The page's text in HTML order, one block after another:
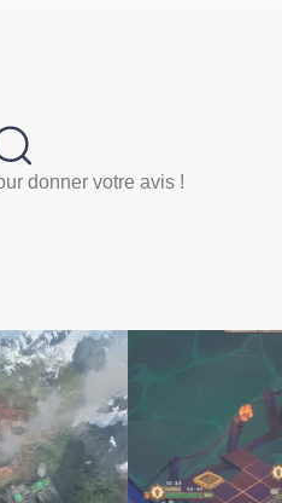
donner votre avis !